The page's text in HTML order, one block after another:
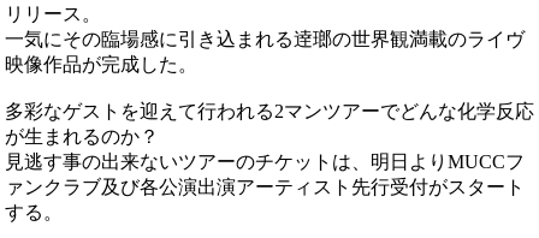
リリース。
一気にその臨場感に引き込まれる逹瑯の世界観満載のライヴ
映像作品が完成した。
多彩なゲストを迎えて行われる2マンツアーでどんな化学反応
が生まれるのか？
見逃す事の出来ないツアーのチケットは、明日よりMUCCフ
ァンクラブ及び各公演出演アーティスト先行受付がスタート
する。